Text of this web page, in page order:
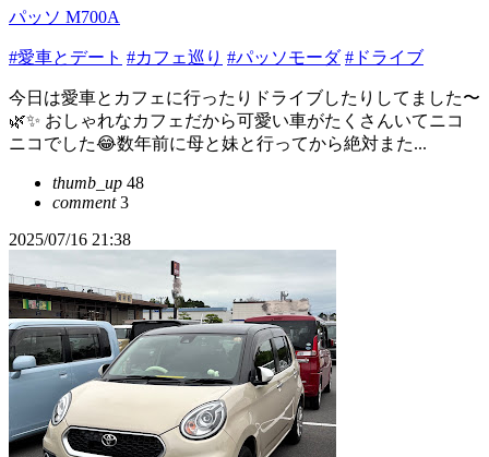
パッソ M700A
#愛車とデート #カフェ巡り #パッソモーダ #ドライブ
今日は愛車とカフェに行ったりドライブしたりしてました〜
🌿✨ おしゃれなカフェだから可愛い車がたくさんいてニコ
ニコでした😂数年前に母と妹と行ってから絶対また...
thumb_up 48
comment3
2025/07/16 21:38